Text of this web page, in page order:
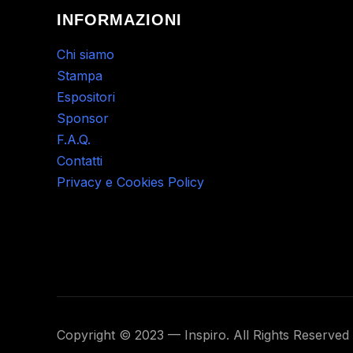
INFORMAZIONI
Chi siamo
Stampa
Espositori
Sponsor
F.A.Q.
Contatti
Privacy e Cookies Policy
Copyright © 2023 — Inspiro. All Rights Reserved